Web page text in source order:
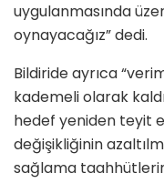
uygulanmasında
oynayacağız” dedi.
Bildiride ayrıca
kademeli olarak
hedef yeniden teyit
değişikliğinin
sağlama